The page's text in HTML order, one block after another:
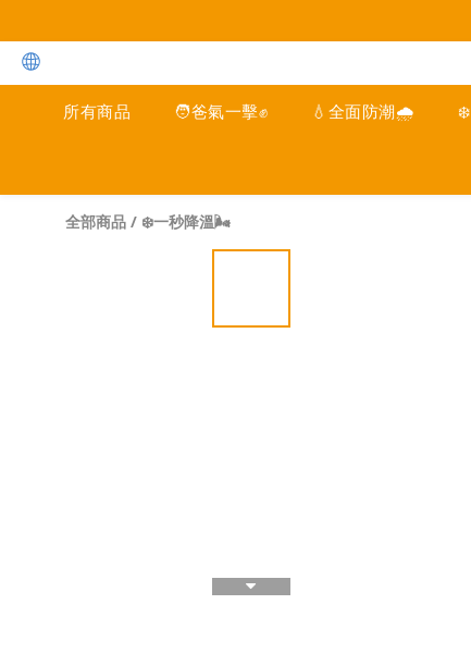
所有商品 🧑爸氣一擊✊ 💧全面防潮🌧️
全部商品 / ❄️一秒降溫🌬️